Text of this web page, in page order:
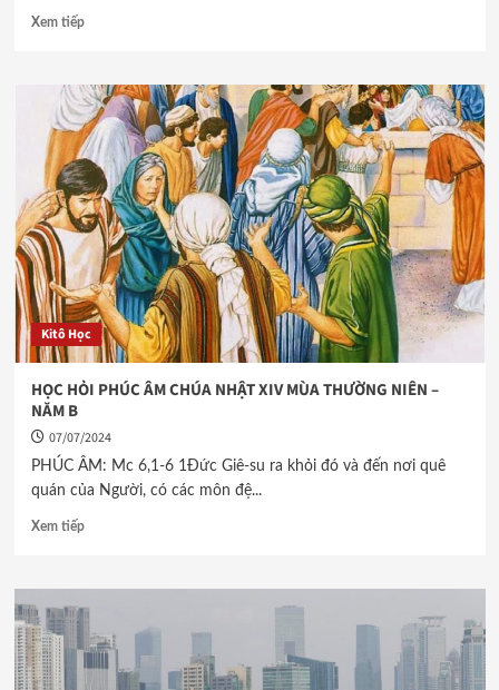
Xem tiếp
Kitô Học
HỌC HỎI PHÚC ÂM CHÚA NHẬT XIV MÙA THƯỜNG NIÊN –
NĂM B
07/07/2024
PHÚC ÂM: Mc 6,1-6 1Đức Giê-su ra khỏi đó và đến nơi quê
quán của Người, có các môn đệ...
Xem tiếp